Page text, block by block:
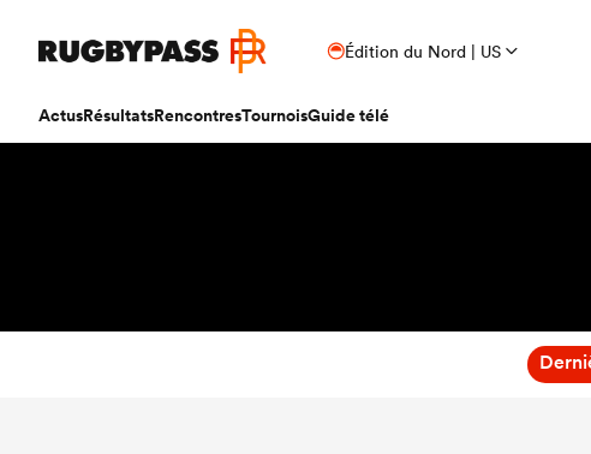
Édition du Nord | US
ActusRésultatsRencontresTournoisGuide télé